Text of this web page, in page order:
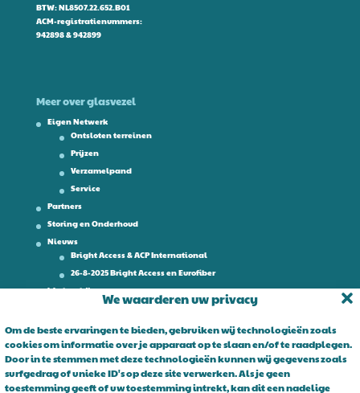
We waarderen uw privacy
Om de beste ervaringen te bieden, gebruiken wij technologieën zoals
cookies om informatie over je apparaat op te slaan en/of te raadplegen.
Door in te stemmen met deze technologieën kunnen wij gegevens zoals
surfgedrag of unieke ID's op deze site verwerken. Als je geen
toestemming geeft of uw toestemming intrekt, kan dit een nadelige
BTW: NL8507.22.652.B01
ACM-registratienummers:
942898 & 942899
Meer over glasvezel
Eigen Netwerk
Ontsloten terreinen
Prijzen
Verzamelpand
Service
Partners
Storing en Onderhoud
Nieuws
Bright Access & ACP International
26-8-2025 Bright Access en Eurofiber
Werken bij
Over Bright Access
Glasvezel voor ondernemers. Al 15 jaar is Bright Access dé glasvezel